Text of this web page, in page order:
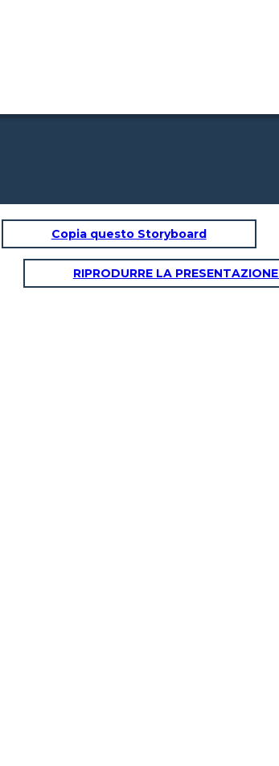
Copia questo Storyboard
RIPRODURRE LA PRESENTAZIONE